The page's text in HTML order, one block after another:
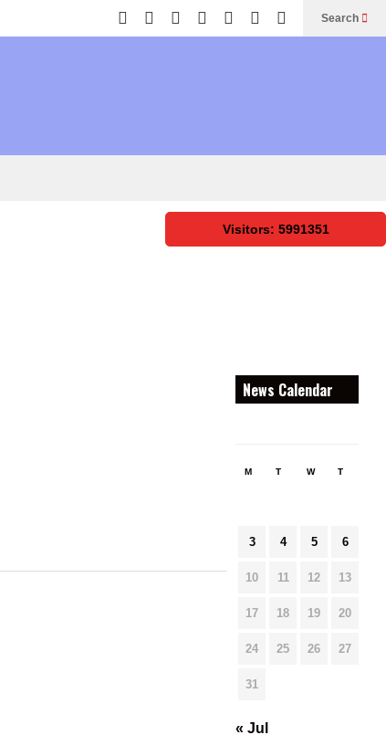
Search
Visitors: 5991351
News Calendar
M T W T
3 4 5 6
10 11 12 13
17 18 19 20
24 25 26 27
31
« Jul